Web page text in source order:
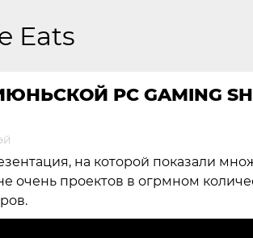
Eats
PC GAMING
на которой показали
очень проектов в огрмном